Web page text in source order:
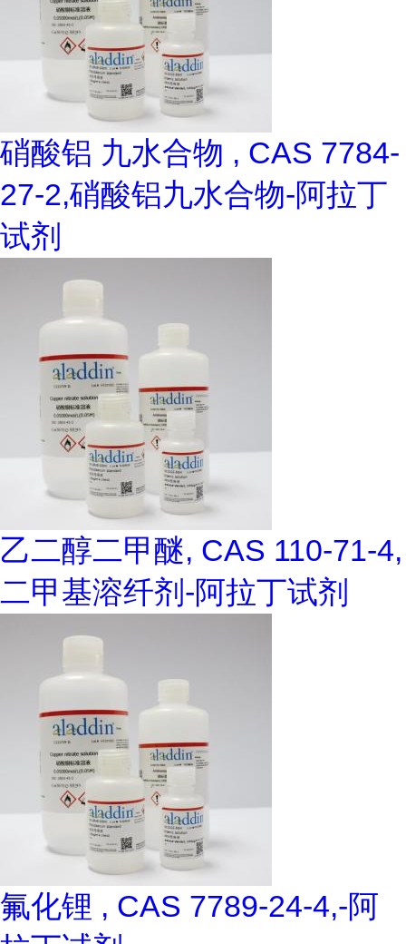
硝酸铝 九水合物 , CAS 7784-
27-2,硝酸铝九水合物-阿拉丁
试剂
乙二醇二甲醚, CAS 110-71-4,
二甲基溶纤剂-阿拉丁试剂
氟化锂 , CAS 7789-24-4,-阿